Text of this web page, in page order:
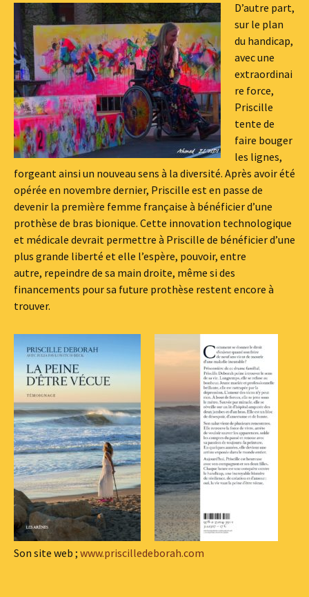
D’autre part,
sur le plan
du handicap,
avec une
extraordinai
re force,
Priscille
tente de
faire bouger
les lignes,
forgeant ainsi un nouveau sens à la diversité. Après avoir été
opérée en novembre dernier, Priscille est en passe de
devenir la première femme française à bénéficier d’une
prothèse de bras bionique. Cette innovation technologique
et médicale devrait permettre à Priscille de bénéficier d’une
plus grande liberté et elle l’espère, pouvoir, entre
autre, repeindre de sa main droite, même si des
financements pour sa future prothèse restent encore à
trouver.
Son site web ; www.priscilledeborah.com